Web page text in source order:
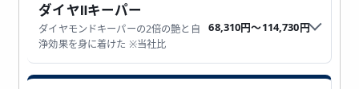
ダイヤⅡキーパー
ダイヤモンドキーパーの2倍の艶と自
浄効果を身に着けた ※当社比
68,310円〜114,730円